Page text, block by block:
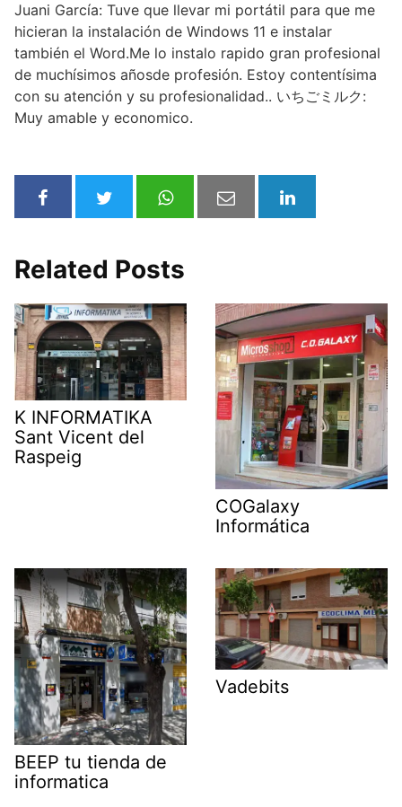
Juani García: Tuve que llevar mi portátil para que me
hicieran la instalación de Windows 11 e instalar
también el Word.Me lo instalo rapido gran profesional
de muchísimos añosde profesión. Estoy contentísima
con su atención y su profesionalidad.. いちごミルク:
Muy amable y economico.
Related Posts
K INFORMATIKA
Sant Vicent del
Raspeig
COGalaxy
Informática
BEEP tu tienda de
informatica
Vadebits